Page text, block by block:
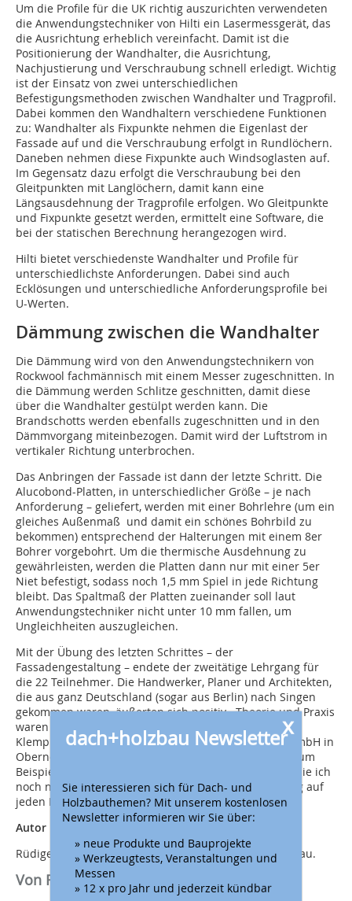
Um die Profile für die UK richtig auszurichten verwendeten
die Anwendungstechniker von Hilti ein Lasermessgerät, das
die Ausrichtung erheblich vereinfacht. Damit ist die
Positionierung der Wandhalter, die Ausrichtung,
Nachjustierung und Verschraubung schnell erledigt. Wichtig
ist der Einsatz von zwei unterschiedlichen
Befestigungsmethoden zwischen Wandhalter und Tragprofil.
Dabei kommen den Wandhaltern verschiedene Funktionen
zu: Wandhalter als Fixpunkte nehmen die Eigenlast der
Fassade auf und die Verschraubung erfolgt in Rundlöchern.
Daneben nehmen diese Fixpunkte auch Windsoglasten auf.
Im Gegensatz dazu erfolgt die Verschraubung bei den
Gleitpunkten mit Langlöchern, damit kann eine
Längsausdehnung der Tragprofile erfolgen. Wo Gleitpunkte
und Fixpunkte gesetzt werden, ermittelt eine Software, die
bei der statischen Berechnung herangezogen wird.
Hilti bietet verschiedenste Wandhalter und Profile für
unterschiedlichste Anforderungen. Dabei sind auch
Ecklösungen und unterschiedliche Anforderungsprofile bei
U-Werten.
Dämmung zwischen die Wandhalter
Die Dämmung wird von den Anwendungstechnikern von
Rockwool fachmännisch mit einem Messer zugeschnitten. In
die Dämmung werden Schlitze geschnitten, damit diese
über die Wandhalter gestülpt werden kann. Die
Brandschotts werden ebenfalls zugeschnitten und in den
Dämmvorgang miteinbezogen. Damit wird der Luftstrom in
vertikaler Richtung unterbrochen.
Das Anbringen der Fassade ist dann der letzte Schritt. Die
Alucobond-Platten, in unterschiedlicher Größe – je nach
Anforderung – geliefert, werden mit einer Bohrlehre (um ein
gleiches Außenmaß und damit ein schönes Bohrbild zu
bekommen) entsprechend der Halterungen mit einem 8er
Bohrer vorgebohrt. Um die thermische Ausdehnung zu
gewährleisten, werden die Platten dann nur mit einer 5er
Niet befestigt, sodass noch 1,5 mm Spiel in jede Richtung
bleibt. Das Spaltmaß der Platten zueinander soll laut
Anwendungstechniker nicht unter 10 mm fallen, um
Ungleichheiten auszugleichen.
Mit der Übung des letzten Schrittes – der
Fassadengestaltung – endete der zweitätige Lehrgang für
die 22 Teilnehmer. Die Handwerker, Planer und Architekten,
die aus ganz Deutschland (sogar aus Berlin) nach Singen
gekommen waren, äußerten sich positiv. „Theorie und Praxis
waren sehr ansprechend“, sagte Heico Bauser,
Klempnermeister und Betriebsleiter von der Lange GmbH in
Oberndorf am Neckar. „Das Thema Brandriegel war zum
Beispiel neu für mich und auch viele andere Details, die ich
noch nicht kannte. Von dem her hat sich der Lehrgang auf
jeden Fall gelohnt“, so sein Resümee.“
Autor
Rüdiger Sinn ist Redakteur der Zeitschrift dach+holzbau.
Von Rüdiger Sinn
x
dach+holzbau Newsletter
Sie interessieren sich für Dach- und
Holzbauthemen? Mit unserem kostenlosen
Newsletter informieren wir Sie über:
» neue Produkte und Bauprojekte
» Werkzeugtests, Veranstaltungen und
Messen
» 12 x pro Jahr und jederzeit kündbar